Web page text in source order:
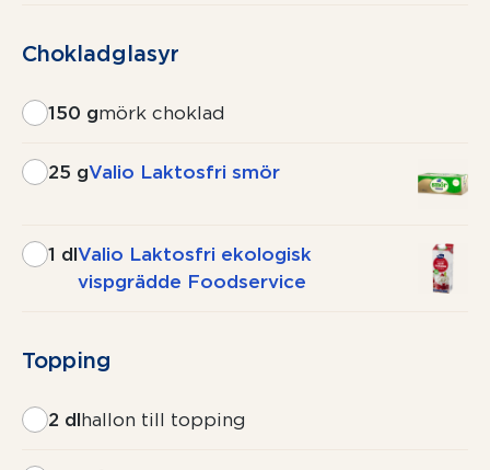
Chokladglasyr
150 gmörk choklad
25 gValio Laktosfri smör
1 dlValio Laktosfri ekologisk
vispgrädde Foodservice
Topping
2 dlhallon till topping